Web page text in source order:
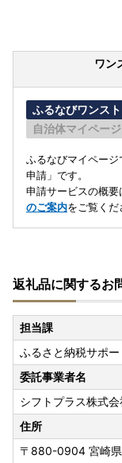
ワン
ふるなびワンス
自治体マイページ
ふるなびマイペー
申請」です。
申請サービスの概要
のご案内をご覧くだ
返礼品に関するお
担当課
ふるさと納税サポー
委託事業者名
シフトプラス株式会
住所
〒880-0904 宮崎